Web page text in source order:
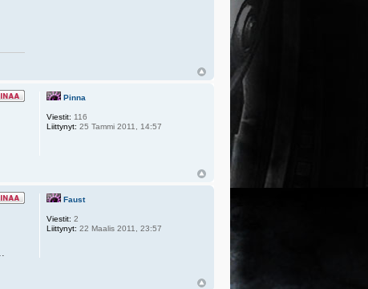
Pinna
Viestit: 116
Liittynyt: 25 Tammi 2011, 14:57
Faust
Viestit: 2
Liittynyt: 22 Maalis 2011, 23:57